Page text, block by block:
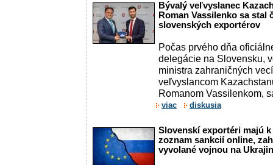
Bývalý veľvyslanec
Roman Vassilenko sa stal
slovenských exportérov
Počas prvého dňa
delegácie na Slovensku,
ministra zahraničných
veľvyslancom
Romanom Vassilenkom,
viac diskusia
Slovenskí exportéri majú
zoznam sankcií online,
vyvolané vojnou na